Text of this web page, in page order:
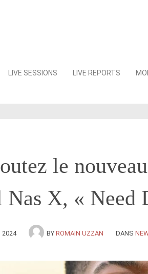
LIVE SESSIONS LIVE REPORTS
le
X, « Need
2024 BY ROMAIN UZZAN DANS